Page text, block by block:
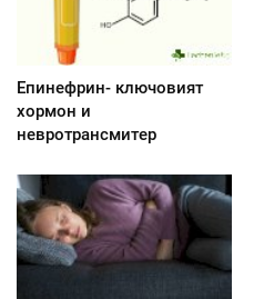
Епинефрин- ключовият
хормон и
невротрансмитер